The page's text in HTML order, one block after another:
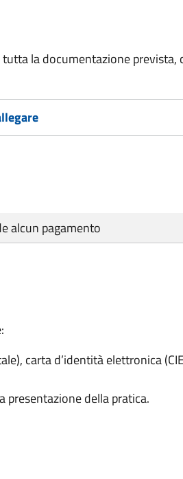
la documentazione prevista,
alcun pagamento
carta d’identità elettronica
della pratica.